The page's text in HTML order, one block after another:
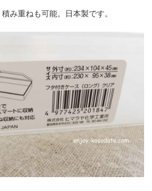
み重ねも可能。日本製です。